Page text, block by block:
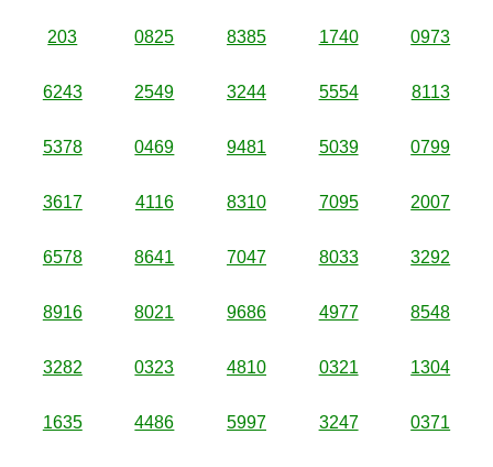
203 0825 8385 1740 0973
6243 2549 3244 5554 8113
5378 0469 9481 5039 0799
3617 4116 8310 7095 2007
6578 8641 7047 8033 3292
8916 8021 9686 4977 8548
3282 0323 4810 0321 1304
1635 4486 5997 3247 0371